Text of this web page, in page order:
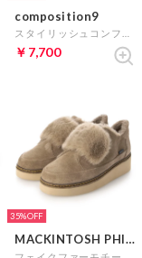
composition9
￥7,700
35%
MACKINTOSH PHILOSOPHY